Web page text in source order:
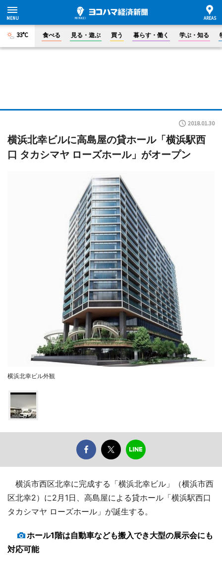
33°C 食べる 見る・遊ぶ 買う 暮らす・働く 学ぶ・知る
2018.01.30
横浜北幸ビルに高島屋の貸ホール「横浜駅西
口 タカシマヤ ローズホール」がオープン
横浜北幸ビル外観
横浜市西区北幸に完成する「横浜北幸ビル」（横浜市西
区北幸2）に2月1日、高島屋による貸ホール「横浜駅西口
タカシマヤ ローズホール」が誕生する。
ホール1階は自動車なども搬入でき大型の展示会にも
対応可能